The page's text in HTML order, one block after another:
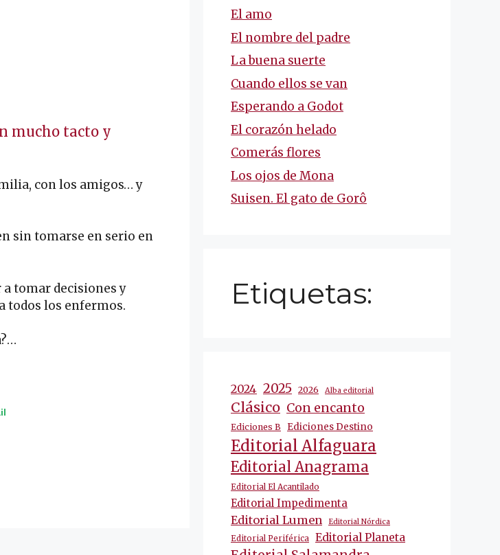
mucho tacto y
con los amigos… y
sin tomarse en serio en
a tomar decisiones y
todos los enfermos.
El amo
El nombre del padre
La buena suerte
Cuando ellos se van
Esperando a Godot
El corazón helado
Comerás flores
Los ojos de Mona
Suisen. El gato de Gorô
Etiquetas:
2024 2025 2026 Alba editorial
Clásico Con encanto
Ediciones B Ediciones Destino
Editorial Alfaguara
Editorial Anagrama
Editorial El Acantilado
Editorial Impedimenta
Editorial Lumen Editorial Nórdica
Editorial Periférica Editorial Planeta